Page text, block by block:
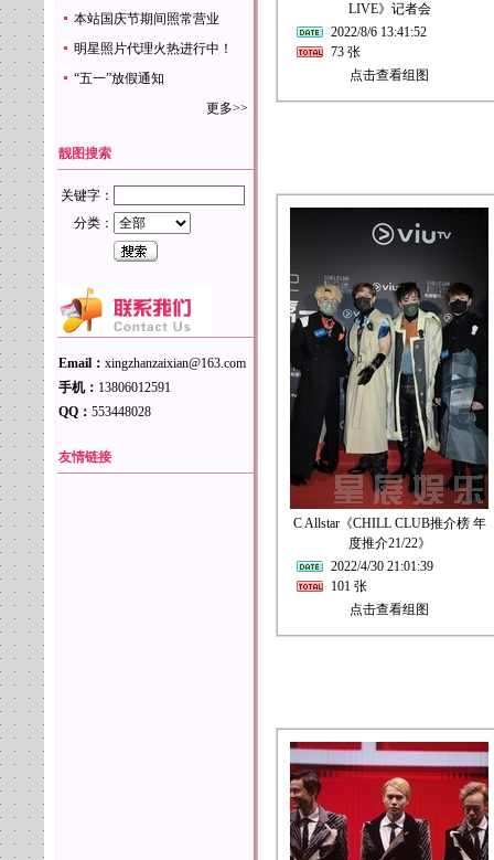
本站国庆节期间照常营业
明星照片代理火热进行中！
“五一”放假通知
更多>>
靓图搜索
关键字：
分类：
Email： xingzhanzaixian@163.com
手机： 13806012591
QQ： 553448028
友情链接
LIVE》记者会
2022/8/6 13:41:52
73 张
点击查看组图
C Allstar《CHILL CLUB推介榜 年
度推介21/22》
2022/4/30 21:01:39
101 张
点击查看组图